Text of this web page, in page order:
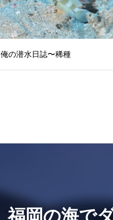
俺の潜水日誌〜稀種